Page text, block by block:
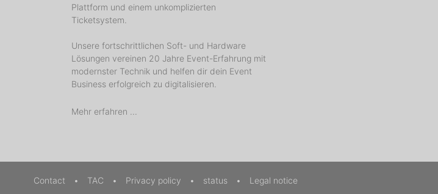
Plattform und einem unkomplizierten
Ticketsystem.
Unsere fortschrittlichen Soft- und Hardware
Lösungen vereinen 20 Jahre Event-Erfahrung mit
modernster Technik und helfen dir dein Event
Business erfolgreich zu digitalisieren.
Mehr erfahren ...
Contact • TAC • Privacy policy • status • Legal notice